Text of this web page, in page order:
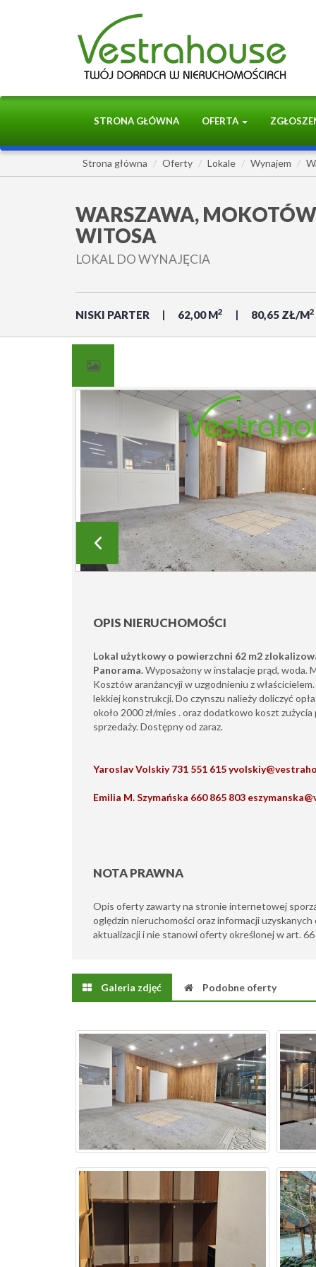
STRONA GŁÓWNA OFERTA
Strona główna Oferty Lokale Wynajem
WARSZAWA,
WITOSA
LOKAL DO WYNAJĘCIA
NISKI PARTER 62,00 M2 80,65 ZŁ/M2
OPIS NIERUCHOMOŚCI
Lokal użytkowy o powierzchni 62 m2
Panorama.Wyposażony w instalacje prąd, woda.
Kosztów aranżancyji w uzgodnieniu z
lekkiej konstrukcji. Do czynszu nalieży doliczyć
około 2000 zł/mies . oraz dodatkowo koszt
sprzedaży. Dostępny od zaraz.
Yaroslav Volskiy 731 551 615
Emilia M. Szymańska 660 865 803
NOTA PRAWNA
Opis oferty zawarty na stronie internetowej
oględzin nieruchomości oraz informacji uzyskanych
aktualizacji i nie stanowi oferty określonej w art.
Galeria zdjęć Podobne oferty